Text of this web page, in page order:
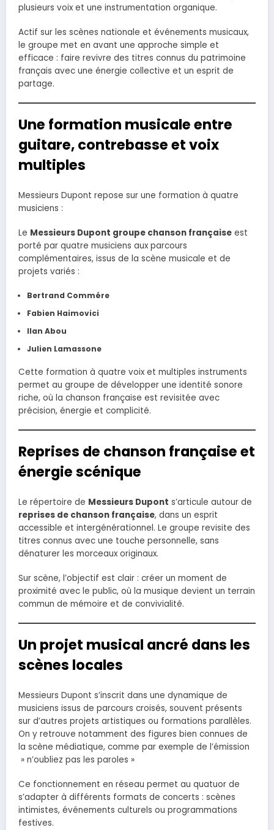
plusieurs voix et une instrumentation organique.
Actif sur les scènes nationale et événements musicaux,
le groupe met en avant une approche simple et
efficace : faire revivre des titres connus du patrimoine
français avec une énergie collective et un esprit de
partage.
Une formation musicale entre
guitare, contrebasse et voix
multiples
Messieurs Dupont repose sur une formation à quatre
musiciens :
Le Messieurs Dupont groupe chanson française est
porté par quatre musiciens aux parcours
complémentaires, issus de la scène musicale et de
projets variés :
Bertrand Commére
Fabien Haimovici
Ilan Abou
Julien Lamassone
Cette formation à quatre voix et multiples instruments
permet au groupe de développer une identité sonore
riche, où la chanson française est revisitée avec
précision, énergie et complicité.
Reprises de chanson française et
énergie scénique
Le répertoire de Messieurs Dupont s’articule autour de
reprises de chanson française, dans un esprit
accessible et intergénérationnel. Le groupe revisite des
titres connus avec une touche personnelle, sans
dénaturer les morceaux originaux.
Sur scène, l’objectif est clair : créer un moment de
proximité avec le public, où la musique devient un terrain
commun de mémoire et de convivialité.
Un projet musical ancré dans les
scènes locales
Messieurs Dupont s’inscrit dans une dynamique de
musiciens issus de parcours croisés, souvent présents
sur d’autres projets artistiques ou formations parallèles.
On y retrouve notamment des figures bien connues de
la scène médiatique, comme par exemple de l’émission
» n’oubliez pas les paroles »
Ce fonctionnement en réseau permet au quatuor de
s’adapter à différents formats de concerts : scènes
intimistes, événements culturels ou programmations
festives.